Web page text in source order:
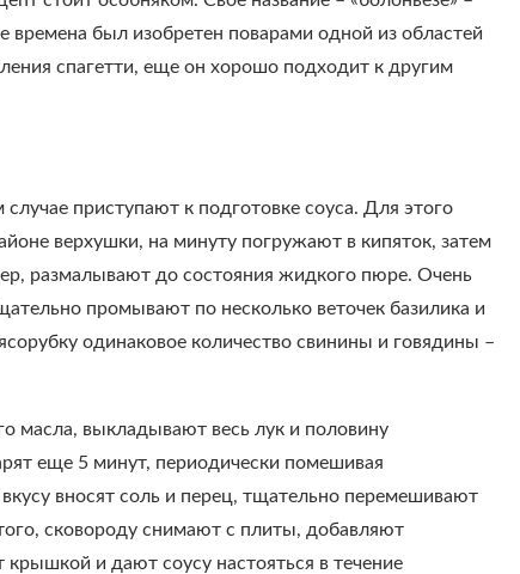
был изобретен поварами одной из областей
спагетти, еще он хорошо подходит к другим
приступают к подготовке соуса. Для этого
верхушки, на минуту погружают в кипяток, затем
размалывают до состояния жидкого пюре. Очень
промывают по несколько веточек базилика и
одинаковое количество свинины и говядины –
масла, выкладывают весь лук и половину
еще 5 минут, периодически помешивая
вносят соль и перец, тщательно перемешивают
сковороду снимают с плиты, добавляют
и дают соусу настояться в течение